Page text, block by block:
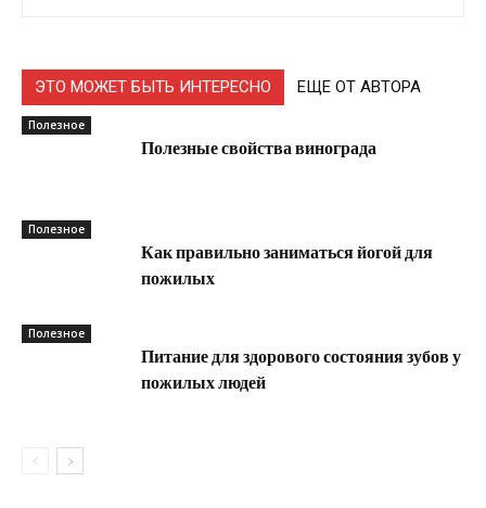
ЭТО МОЖЕТ БЫТЬ ИНТЕРЕСНО ЕЩЕ ОТ АВТОРА
Полезное
Полезные свойства винограда
Полезное
Как правильно заниматься йогой для
пожилых
Полезное
Питание для здорового состояния зубов у
пожилых людей